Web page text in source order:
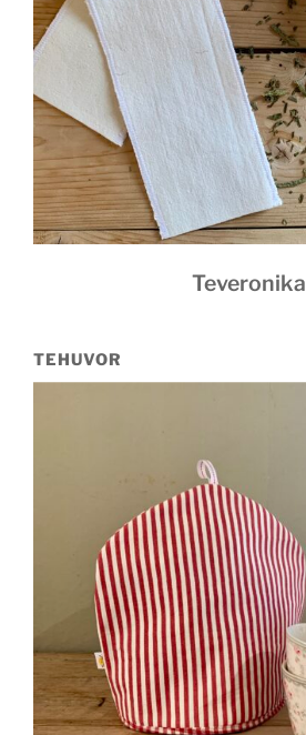
Teveronika
TEHUVOR